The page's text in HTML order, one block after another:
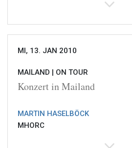
MI, 13. JAN 2010
MAILAND | ON TOUR
Konzert in Mailand
MARTIN HASELBÖCK
MHORC